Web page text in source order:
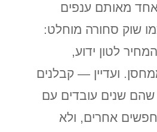
אחד מאותם ענפים
שוק סחורה מוחלט:
לטון ידוע,
ועדיין — קבלנים
שהם שנים עובדים עם
אחרים, ולא